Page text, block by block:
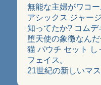
無能な主婦がワコ
アシックス ジャー
知ってたか? コム
堕天使の象徴なん
猫 パウチ セット
フェイス。
21世紀の新しいマ